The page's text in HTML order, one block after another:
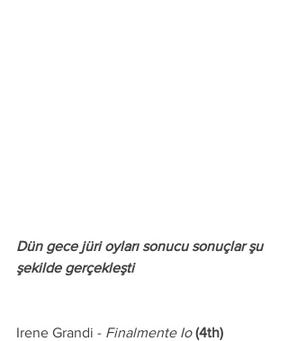
Dün gece jüri oyları sonucu sonuçlar şu
şekilde gerçekleşti
Irene Grandi - Finalmente Io (4th)